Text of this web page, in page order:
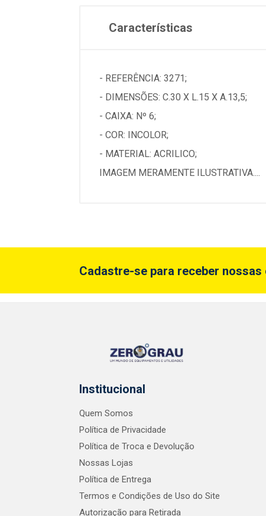
Características
- REFERÊNCIA: 3271;
- DIMENSÕES: C.30 X L.15 X A.13,5;
- CAIXA: Nº 6;
- COR: INCOLOR;
- MATERIAL: ACRILICO;
IMAGEM MERAMENTE ILUSTRATIVA....
Cadastre-se para receber
Institucional
Quem Somos
Política de Privacidade
Política de Troca e Devolução
Nossas Lojas
Política de Entrega
Termos e Condições de Uso do Site
Autorização para Retirada